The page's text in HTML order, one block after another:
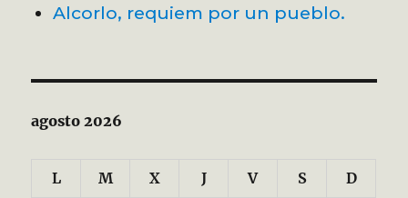
Alcorlo, requiem por un pueblo.
agosto 2026
L M X J V S D